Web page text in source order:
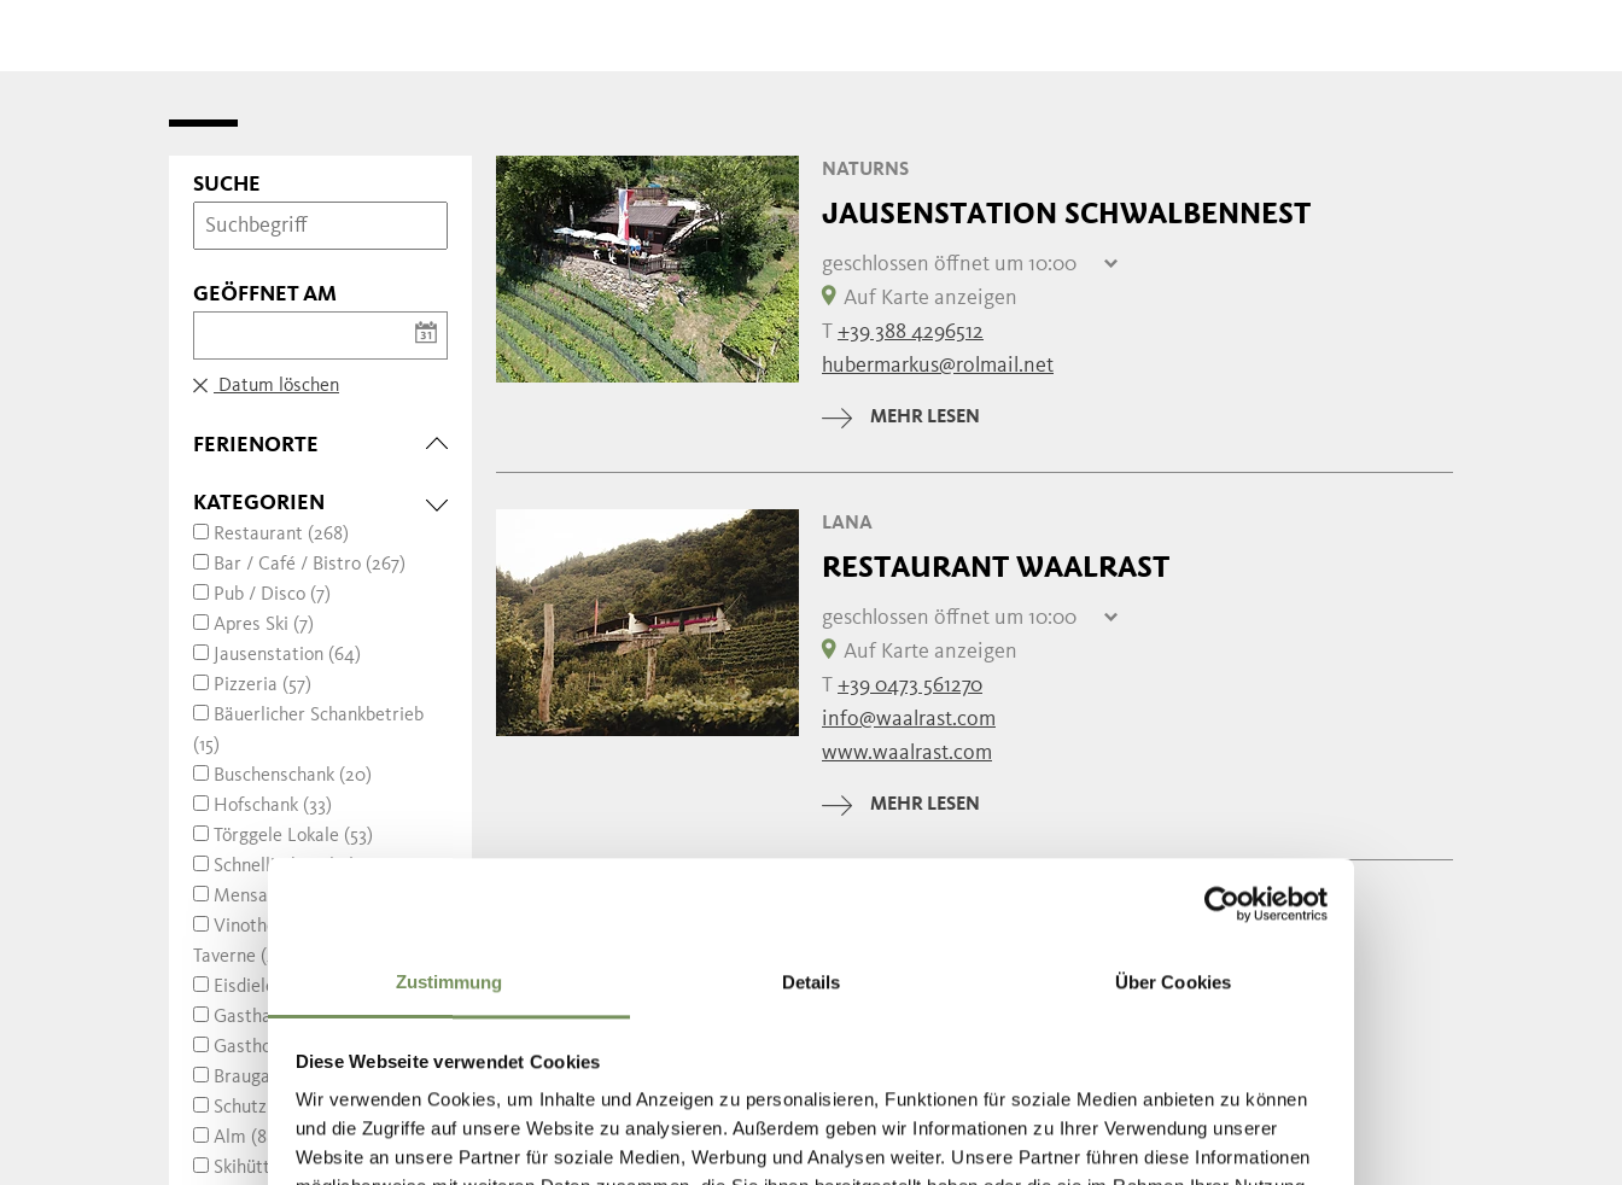
Zustimmung Details Über Cookies
Diese Webseite verwendet Cookies
Wir verwenden Cookies, um Inhalte und Anzeigen zu personalisieren, Funktionen für soziale Medien anbieten zu können
und die Zugriffe auf unsere Website zu analysieren. Außerdem geben wir Informationen zu Ihrer Verwendung unserer
Website an unsere Partner für soziale Medien, Werbung und Analysen weiter. Unsere Partner führen diese Informationen
SUCHE
GEÖFFNET AM
Datum löschen
FERIENORTE
KATEGORIEN
Restaurant (268)
Bar / Café / Bistro (267)
Pub / Disco (7)
Apres Ski (7)
Jausenstation (64)
Pizzeria (57)
Bäuerlicher Schankbetrieb
(15)
Buschenschank (20)
Hofschank (33)
Törggele Lokale (53)
Schnellimbiss (14)
Mensa (2)
Vinothek / Weinhaus /
Taverne (21)
Eisdiele (30)
Gasthaus (106)
Gasthof (75)
Braugarten (10)
Schutzhütte (14)
Alm (88)
Skihütte (18)
NATURNS
JAUSENSTATION SCHWALBENNEST
geschlossen öffnet um 10:00
Freitag
Samstag
Montag
10:00 - 20:00
Dienstag
Mittwoch
Auf Karte anzeigen
T +39 388 4296512
hubermarkus@rolmail.net
MEHR LESEN
LANA
RESTAURANT WAALRAST
geschlossen öffnet um 10:00
Freitag
Samstag
Montag
Dienstag
Donnerstag
Auf Karte anzeigen
T +39 0473 561270
info@waalrast.com
www.waalrast.com
MEHR LESEN
Sonntag
08:00 - 23:00
Montag
08:00 - 23:00
Dienstag
08:00 - 23:00
Mittwoch
08:00 - 23:00
info@gasthofgrube.com
www.gasthofgrube.com